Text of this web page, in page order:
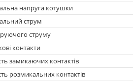
напруга котушки
струм
струму
контакти
замикаючих контактів
розмикальних контактів